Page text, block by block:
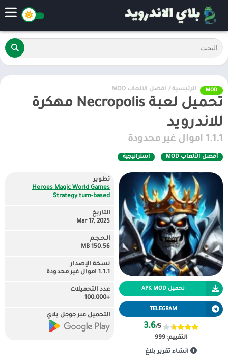
MOD الرئيسية / أفضل الألعاب MOD
تحميل لعبة Necropolis مهكرة
للاندرويد
1.1.1 اموال غير محدودة
أفضل الألعاب MOD استراتيجية
تحميل APK MOD
TELEGRAM
3.6/5
التقييم: 999
انشاء تقرير بلاغ
تطوير
Heroes Magic World Games
Strategy turn-based
التاريخ
Mar 17, 2025
الـحـجـم
150.56 MB
نسخة الإصدار
1.1.1 اموال غير محدودة
عدد التحميلات
+100,000
التحميل عبر جوجل بلاي